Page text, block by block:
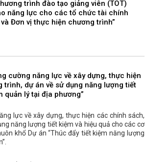
trình đào tạo giảng viên (TOT)
năng lực cho các tổ chức tài chính
Đơn vị thực hiện chương trình”
cường năng lực về xây dựng, thực hiện
dự án về sử dụng năng lượng tiết
quản lý tại địa phương”
lực về xây dựng, thực hiện các chính sách,
năng lượng tiết kiệm và hiệu quả cho các cơ
khổ Dự án “Thúc đẩy tiết kiệm năng lượng